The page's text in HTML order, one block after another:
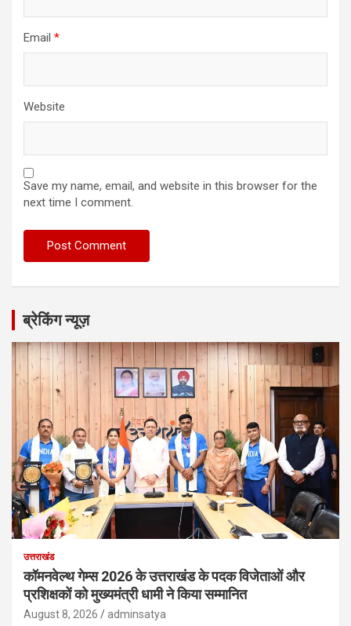
Email *
Website
Save my name, email, and website in this browser for the
next time I comment.
ब्रेकिंग न्यूज़
उत्तराखंड
कॉमनवेल्थ गेम्स 2026 के उत्तराखंड के पदक विजेताओं और
प्रशिक्षकों को मुख्यमंत्री धामी ने किया सम्मानित
August 8, 2026 adminsatya